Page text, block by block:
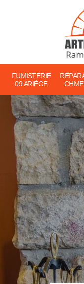
FUMISTERIE
09 ARIÈGE